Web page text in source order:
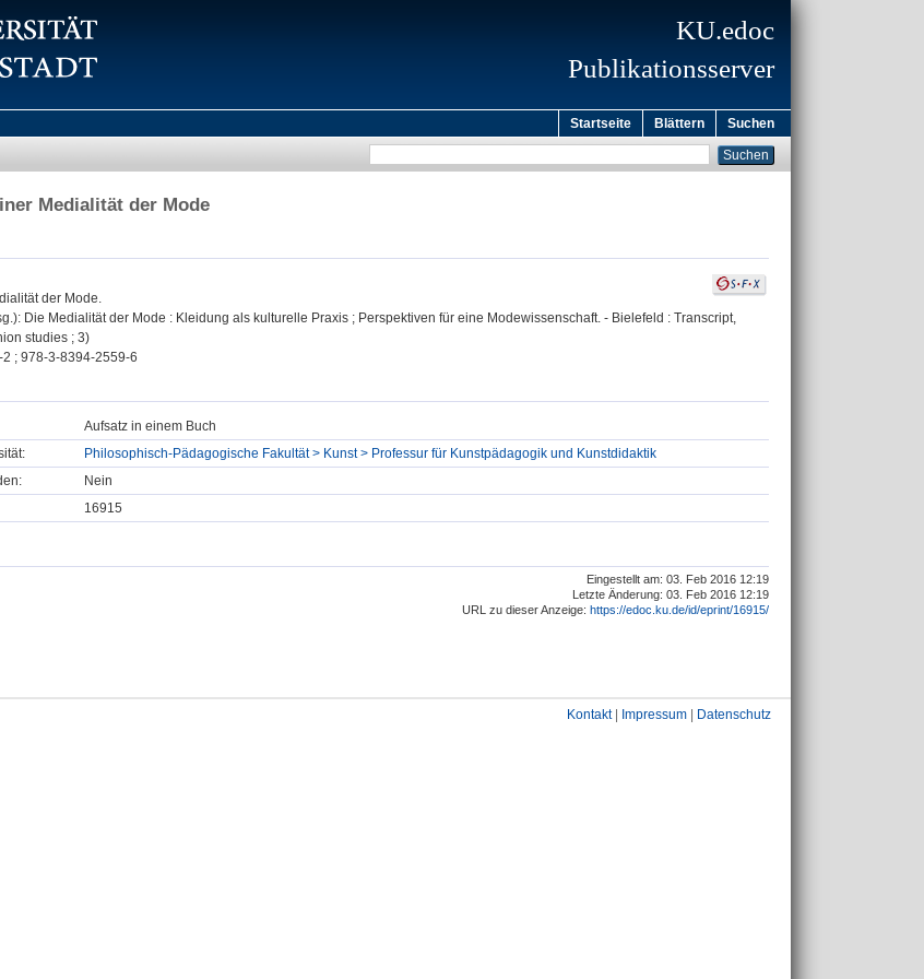
KU.edoc
Publikationsserver
Startseite Blättern Suchen
Medialität der Mode
der Mode.
Die Medialität der Mode : Kleidung als kulturelle Praxis ; Perspektiven für eine Modewissenschaft. - Bielefeld : Transcript,
studies ; 3)
; 978-3-8394-2559-6
Aufsatz in einem Buch
Philosophisch-Pädagogische Fakultät > Kunst > Professur für Kunstpädagogik und Kunstdidaktik
Nein
16915
Eingestellt am: 03. Feb 2016 12:19
Letzte Änderung: 03. Feb 2016 12:19
URL zu dieser Anzeige: https://edoc.ku.de/id/eprint/16915/
Kontakt| Impressum Datenschutz